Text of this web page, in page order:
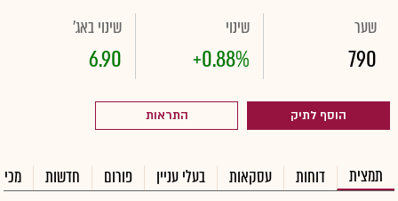
שער
790
שינוי
+0.88%
שינוי באג'
6.90
הוסף לתיק התראות
תמצית דוחות עסקאות בעלי עניין פורום חדשות